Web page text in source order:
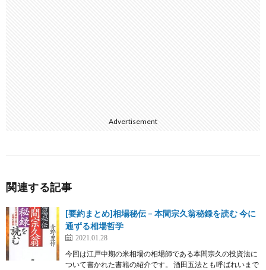
Advertisement
関連する記事
[要約まとめ]相場秘伝 – 本間宗久翁秘録を読む 今に
通ずる相場哲学
2021.01.28
今回は江戸中期の米相場の相場師である本間宗久の投資法に
ついて書かれた書籍の紹介です。 酒田五法とも呼ばれいまで